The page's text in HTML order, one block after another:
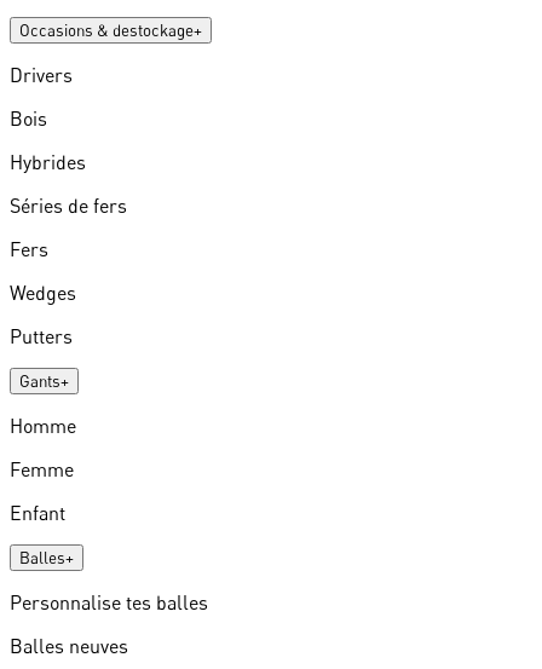
Occasions & destockage+
Drivers
Bois
Hybrides
Séries de fers
Fers
Wedges
Putters
Gants+
Homme
Femme
Enfant
Balles+
Personnalise tes balles
Balles neuves